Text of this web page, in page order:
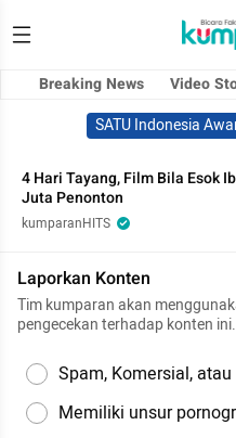
Breaking News Video
SATU Indonesia
4 Hari Tayang, Film Bila Esok
Juta Penonton
kumparanHITS
Laporkan Konten
Tim kumparan akan
pengecekan terhadap konten ini.
Spam, Komersial,
Memiliki unsur